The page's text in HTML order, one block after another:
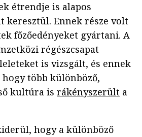
étrendje is alapos
keresztül. Ennek része volt
főzőedényeket gyártani. A
régészcsapat
is vizsgált, és ennek
több különböző,
kultúra is rákényszerült a
hogy a különböző